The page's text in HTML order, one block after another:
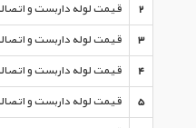
2
قیمت لوله داربست و
3
قیمت لوله داربست و
4
قیمت لوله داربست و
5
قیمت لوله داربست و